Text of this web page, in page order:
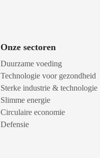
Onze sectoren
Duurzame voeding
Technologie voor gezondheid
Sterke industrie & technologie
Slimme energie
Circulaire economie
Defensie